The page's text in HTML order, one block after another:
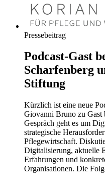
Pressebeitrag
Podcast-Gast
Scharfenberg
Stiftung
Kürzlich ist eine neue
Giovanni Bruno zu Gast
Gespräch geht es um
strategische
Pflegewirtschaft.
Digitalisierung, aktuelle
Erfahrungen und
Organisationen. Die